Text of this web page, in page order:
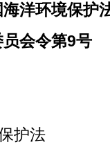
洋环境保护
会令第9号
护法